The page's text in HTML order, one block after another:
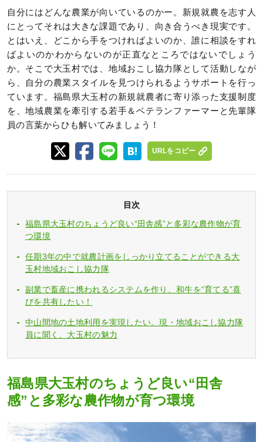
自分にはどんな農業が向いているのかー。新規就農を志す人
にとってそれは大きな課題であり、向き合うべき現実です。
とはいえ、どこから手をつければよいのか、誰に相談をすれ
ばよいのかわからないのが正直なところではないでしょう
か。そこで大玉村では、地域おこし協力隊として活動しなが
ら、自分の農業スタイルを見つけられるようサポートを行っ
ています。福島県大玉村の新規就農者に寄り添った支援制度
を、地域農業を牽引する若手＆ベテランファーマーと先輩隊
員の言葉からひも解いてみましょう！
URLをコピー
目次
福島県大玉村のちょうど良い“田舎感”と多彩な農作物が育
つ環境
任期3年の中で就農計画をしっかり立てることができる大
玉村地域おこし協力隊
副業で畜産に携われるシステムを作り、和牛を“育てる”喜
びを共有したい！
中山間地の土地利用を実現したい。現・地域おこし協力隊
員に聞く、大玉村の魅力
福島県大玉村のちょうど良い“田舎
感”と多彩な農作物が育つ環境